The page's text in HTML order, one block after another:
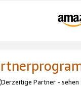
Partner - sehen